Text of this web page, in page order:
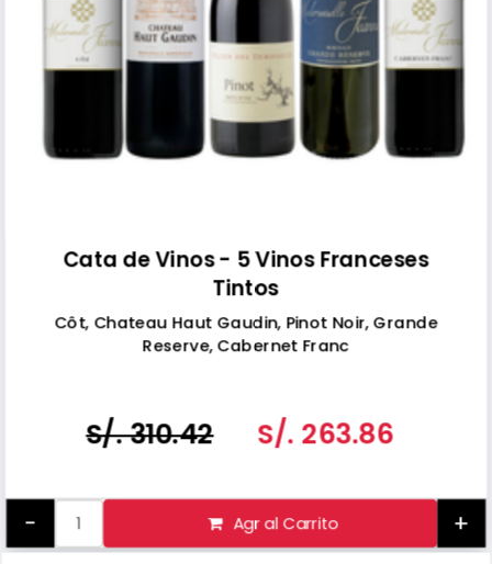
Cata de Vinos - 5 Vinos Franceses
Tintos
Côt, Chateau Haut Gaudin, Pinot Noir, Grande
Reserve, Cabernet Franc
S/. 310.42 S/. 263.86
- Agr al Carrito +